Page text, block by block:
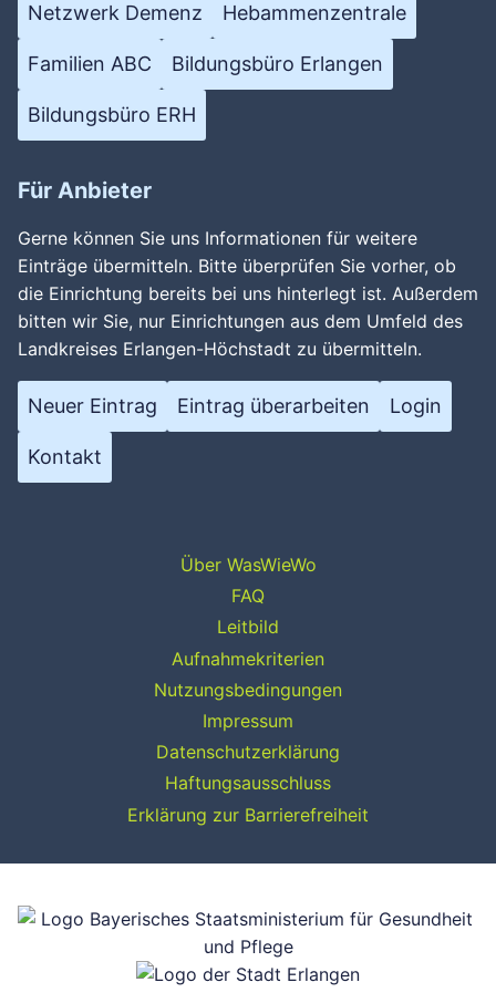
Netzwerk Demenz Hebammenzentrale
Familien ABC Bildungsbüro Erlangen
Bildungsbüro ERH
Für Anbieter
Gerne können Sie uns Informationen für weitere
Einträge übermitteln. Bitte überprüfen Sie vorher, ob
die Einrichtung bereits bei uns hinterlegt ist. Außerdem
bitten wir Sie, nur Einrichtungen aus dem Umfeld des
Landkreises Erlangen-Höchstadt zu übermitteln.
Neuer Eintrag Eintrag überarbeiten Login
Kontakt
Über WasWieWo
FAQ
Leitbild
Aufnahmekriterien
Nutzungsbedingungen
Impressum
Datenschutzerklärung
Haftungsausschluss
Erklärung zur Barrierefreiheit